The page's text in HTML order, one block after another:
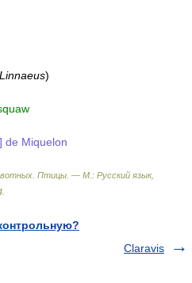
Linnaeus)
] de Miquelon
Птицы. — М.: Русский язык,
Claravis